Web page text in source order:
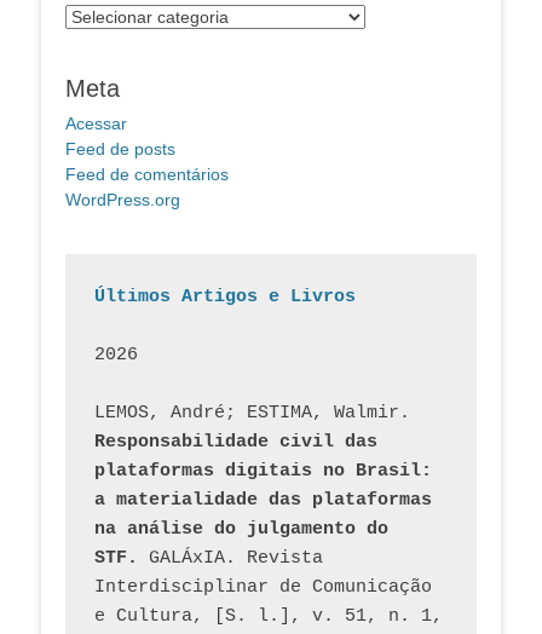
Categorias
Meta
Acessar
Feed de posts
Feed de comentários
WordPress.org
Últimos Artigos e Livros
2026
Responsabilidade civil das
plataformas digitais no Brasil:
a materialidade das plataformas
na análise do julgamento do
STF.
GALÁxIA. Revista
Interdisciplinar de Comunicação
e Cultura, [S. l.], v. 51, n. 1,